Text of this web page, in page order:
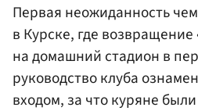
Первая неожиданность
в Курске, где возвращение
на домашний стадион в
руководство клуба
входом, за что куряне